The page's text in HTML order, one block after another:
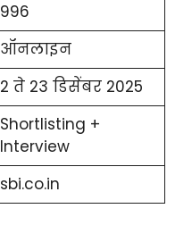
996
ऑनलाइन
2 ते 23 डिसेंबर 2025
Shortlisting +
Interview
sbi.co.in